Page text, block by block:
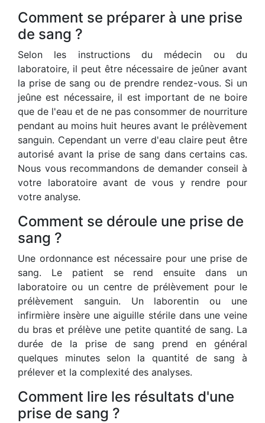
Comment se préparer à une prise
de sang ?
Selon les instructions du médecin ou du
laboratoire, il peut être nécessaire de jeûner avant
la prise de sang ou de prendre rendez-vous. Si un
jeûne est nécessaire, il est important de ne boire
que de l'eau et de ne pas consommer de nourriture
pendant au moins huit heures avant le prélèvement
sanguin. Cependant un verre d'eau claire peut être
autorisé avant la prise de sang dans certains cas.
Nous vous recommandons de demander conseil à
votre laboratoire avant de vous y rendre pour
votre analyse.
Comment se déroule une prise de
sang ?
Une ordonnance est nécessaire pour une prise de
sang. Le patient se rend ensuite dans un
laboratoire ou un centre de prélèvement pour le
prélèvement sanguin. Un laborentin ou une
infirmière insère une aiguille stérile dans une veine
du bras et prélève une petite quantité de sang. La
durée de la prise de sang prend en général
quelques minutes selon la quantité de sang à
prélever et la complexité des analyses.
Comment lire les résultats d'une
prise de sang ?